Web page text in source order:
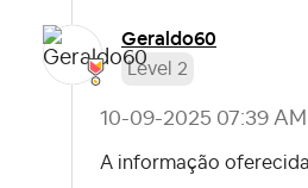
Geraldo60
Level 2
‎10-09-2025 07:39 AM
A informação